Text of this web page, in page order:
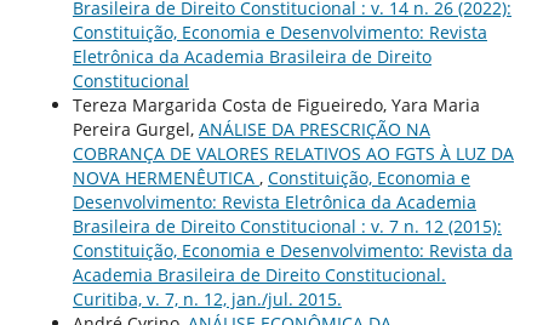
Brasileira de Direito Constitucional : v. 14 n. 26 (2022):
Constituição, Economia e Desenvolvimento: Revista
Eletrônica da Academia Brasileira de Direito
Constitucional
Tereza Margarida Costa de Figueiredo, Yara Maria
Pereira Gurgel, ANÁLISE DA PRESCRIÇÃO NA
COBRANÇA DE VALORES RELATIVOS AO FGTS À LUZ DA
NOVA HERMENÊUTICA , Constituição, Economia e
Desenvolvimento: Revista Eletrônica da Academia
Brasileira de Direito Constitucional : v. 7 n. 12 (2015):
Constituição, Economia e Desenvolvimento: Revista da
Academia Brasileira de Direito Constitucional.
Curitiba, v. 7, n. 12, jan./jul. 2015.